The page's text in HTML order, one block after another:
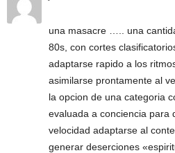
una masacre ….. una
80s, con cortes
adaptarse rapido a los
asimilarse prontamente al
la opcion de una categoria
evaluada a conciencia para
velocidad adaptarse al
generar deserciones